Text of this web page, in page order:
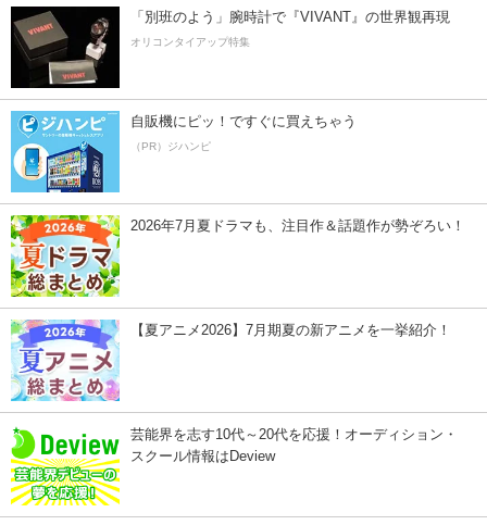
「別班のよう」腕時計で『VIVANT』の世界観再現
オリコンタイアップ特集
自販機にピッ！ですぐに買えちゃう
（PR）ジハンピ
2026年7月夏ドラマも、注目作＆話題作が勢ぞろい！
【夏アニメ2026】7月期夏の新アニメを一挙紹介！
芸能界を志す10代～20代を応援！オーディション・
スクール情報はDeview